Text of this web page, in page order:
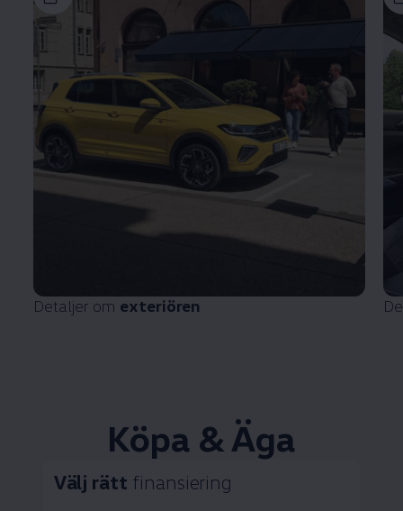
Detaljer om exteriören
Köpa & Äga
Välj rätt finansiering